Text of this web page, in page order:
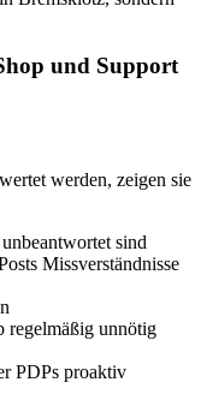
und Support
werden, zeigen sie
sind
Missverständnisse
regelmäßig unnötig
PDPs proaktiv